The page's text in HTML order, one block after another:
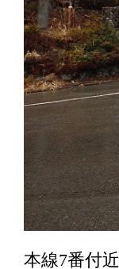
本線7番付近